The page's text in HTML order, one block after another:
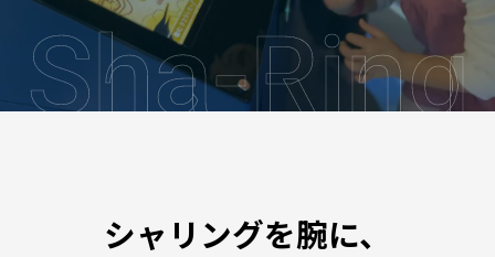
Sha-Ring
シャリングを腕に、